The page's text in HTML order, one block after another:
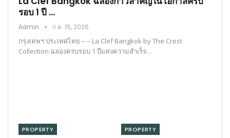
รอบ 1 ปี …
Admin ก.ค. 15, 2026
กรุงเทพฯ ประเทศไทย – – La Clef Bangkok by The Crest
Collection ฉลองครบรอบ 1 ปีแห่งความสำเร็จ…
PROPERTY PROPERTY